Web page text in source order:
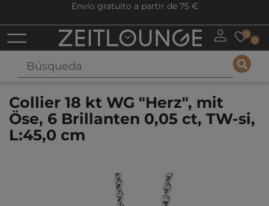
Envío gratuito a partir de 75 €
0
0
Collier 18 kt WG "Herz", mit
Öse, 6 Brillanten 0,05 ct, TW-si,
L:45,0 cm